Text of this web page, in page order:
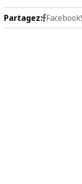
Partagez: Facebook